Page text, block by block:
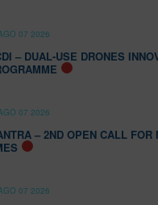
07 2026
– DUAL-USE DRONES
07 2026
– 2ND OPEN CALL FOR
07 2026